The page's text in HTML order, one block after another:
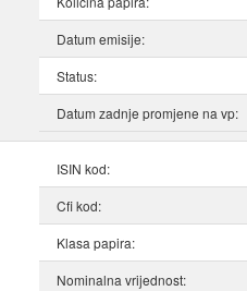
Datum emisije:
Status:
Datum zadnje promjene na vp:
ISIN kod:
Cfi kod:
Klasa papira:
Nominalna vrijednost: